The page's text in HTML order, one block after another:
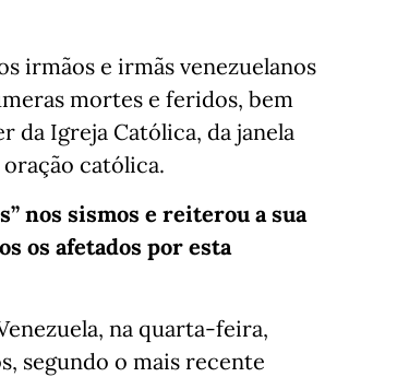
irmãos e irmãs venezuelanos
mortes e feridos, bem
da Igreja Católica, da janela
católica.
nos sismos e reiterou a sua
os afetados por esta
na quarta-feira,
segundo o mais recente